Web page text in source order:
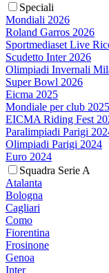
Speciali
Mondiali 2026
Roland Garros 2026
Sportmediaset Live
Scudetto Inter 2026
Olimpiadi Invernali
Super Bowl 2026
Eicma 2025
Mondiale per club 2025
EICMA Riding Fest
Paralimpiadi Parigi
Olimpiadi Parigi 2024
Euro 2024
Squadra Serie A
Atalanta
Bologna
Cagliari
Como
Fiorentina
Frosinone
Genoa
Inter